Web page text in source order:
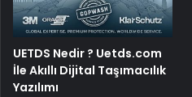
UETDS Nedir ? Uetds.com
İle Akıllı Dijital Taşımacılık
Yazılımı